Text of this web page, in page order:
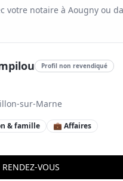
votre notaire à Aougny ou
Profil non revendiqué
sur-Marne
& famille
💼 Affaires
RENDEZ-VOUS